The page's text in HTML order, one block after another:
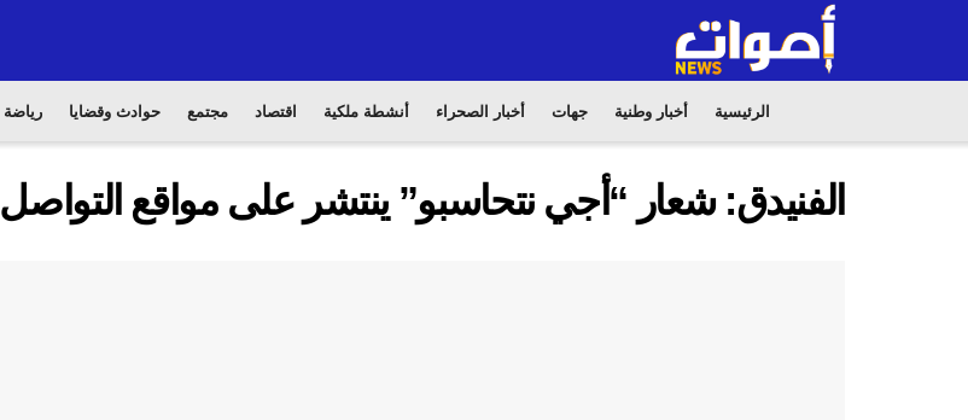
الرئيسية أخبار وطنية جهات أخبار الصحراء أنشطة ملكية اقتصاد مجتمع حوادث وقضايا رياضة
الفنيدق: شعار “أجي نتحاسبو” ينتشر على مواقع التواصل